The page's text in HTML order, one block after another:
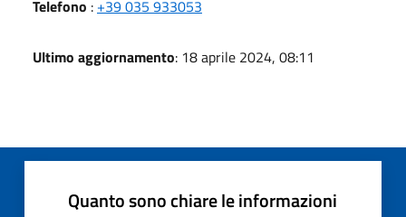
Telefono : +39 035 933053
Ultimo aggiornamento: 18 aprile 2024, 08:11
Quanto sono chiare le informazioni